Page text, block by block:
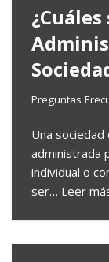
Preguntas
Una
administrada
individual o
ser… Leer